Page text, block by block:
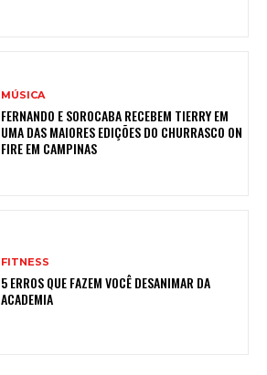
MÚSICA
FERNANDO E SOROCABA RECEBEM TIERRY EM
UMA DAS MAIORES EDIÇÕES DO CHURRASCO ON
FIRE EM CAMPINAS
FITNESS
5 ERROS QUE FAZEM VOCÊ DESANIMAR DA
ACADEMIA